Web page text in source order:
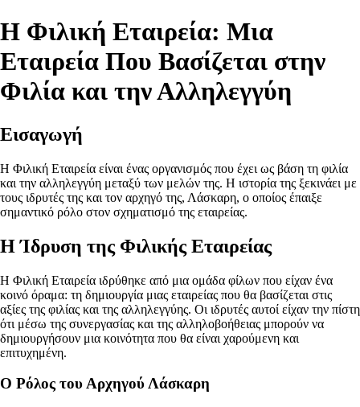
Η Φιλική Εταιρεία: Μια
Εταιρεία Που Βασίζεται στην
Φιλία και την Αλληλεγγύη
Εισαγωγή
Η Φιλική Εταιρεία είναι ένας οργανισμός που έχει ως βάση τη φιλία
και την αλληλεγγύη μεταξύ των μελών της. Η ιστορία της ξεκινάει με
τους ιδρυτές της και τον αρχηγό της, Λάσκαρη, ο οποίος έπαιξε
σημαντικό ρόλο στον σχηματισμό της εταιρείας.
Η Ίδρυση της Φιλικής Εταιρείας
Η Φιλική Εταιρεία ιδρύθηκε από μια ομάδα φίλων που είχαν ένα
κοινό όραμα: τη δημιουργία μιας εταιρείας που θα βασίζεται στις
αξίες της φιλίας και της αλληλεγγύης. Οι ιδρυτές αυτοί είχαν την πίστη
ότι μέσω της συνεργασίας και της αλληλοβοήθειας μπορούν να
δημιουργήσουν μια κοινότητα που θα είναι χαρούμενη και
επιτυχημένη.
Ο Ρόλος του Αρχηγού Λάσκαρη